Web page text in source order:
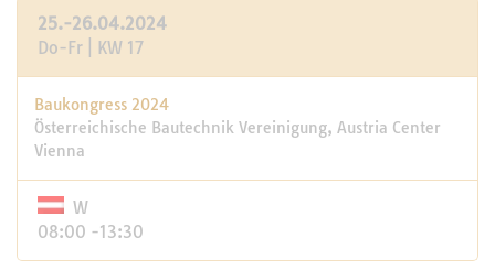
25.-26.04.2024
Do-Fr | KW 17
Baukongress 2024
Österreichische Bautechnik Vereinigung, Austria Center
Vienna
W
08:00 -13:30